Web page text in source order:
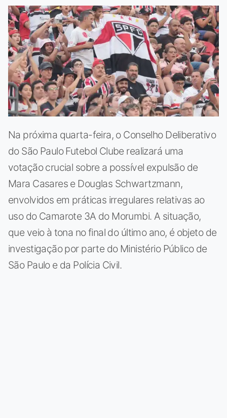
Na próxima quarta-feira, o Conselho Deliberativo
do São Paulo Futebol Clube realizará uma
votação crucial sobre a possível expulsão de
Mara Casares e Douglas Schwartzmann,
envolvidos em práticas irregulares relativas ao
uso do Camarote 3A do Morumbi. A situação,
que veio à tona no final do último ano, é objeto de
investigação por parte do Ministério Público de
São Paulo e da Polícia Civil.